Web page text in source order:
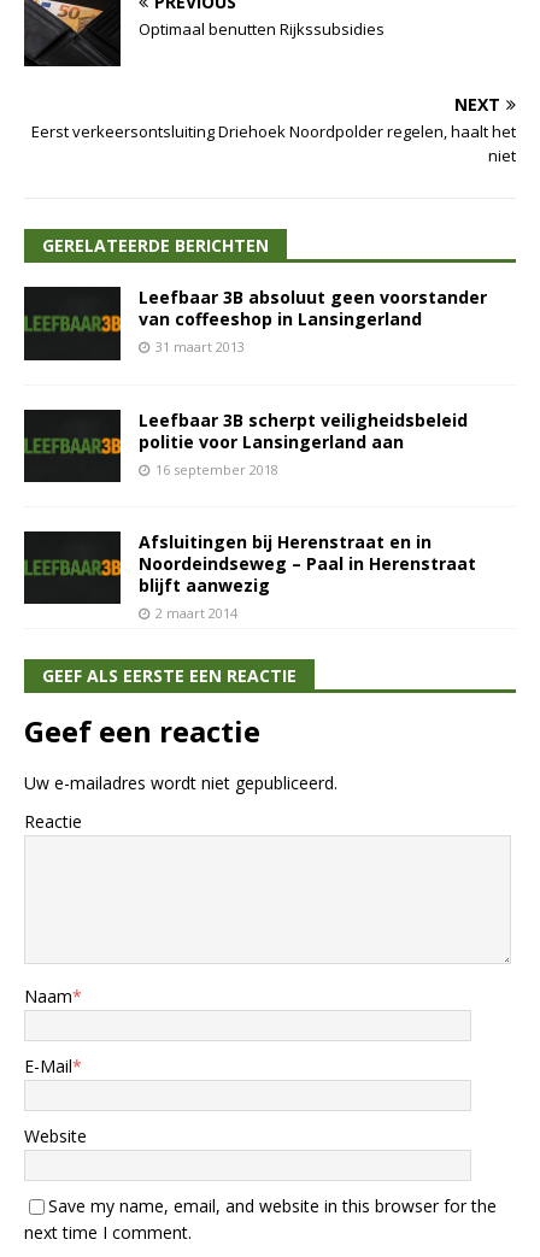
Optimaal benutten Rijkssubsidies
NEXT
Eerst verkeersontsluiting Driehoek Noordpolder regelen, haalt het
niet
GERELATEERDE BERICHTEN
Leefbaar 3B absoluut geen voorstander
van coffeeshop in Lansingerland
31 maart 2013
Leefbaar 3B scherpt veiligheidsbeleid
politie voor Lansingerland aan
16 september 2018
Afsluitingen bij Herenstraat en in
Noordeindseweg – Paal in Herenstraat
blijft aanwezig
2 maart 2014
GEEF ALS EERSTE EEN REACTIE
Geef een reactie
Uw e-mailadres wordt niet gepubliceerd.
Reactie
Naam*
E-Mail*
Website
Save my name, email, and website in this browser for the
next time I comment.